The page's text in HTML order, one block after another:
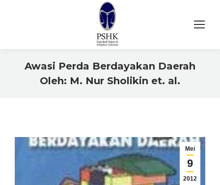
Awasi Perda Berdayakan Daerah
Oleh: M. Nur Sholikin et. al.
Mei
9
2012